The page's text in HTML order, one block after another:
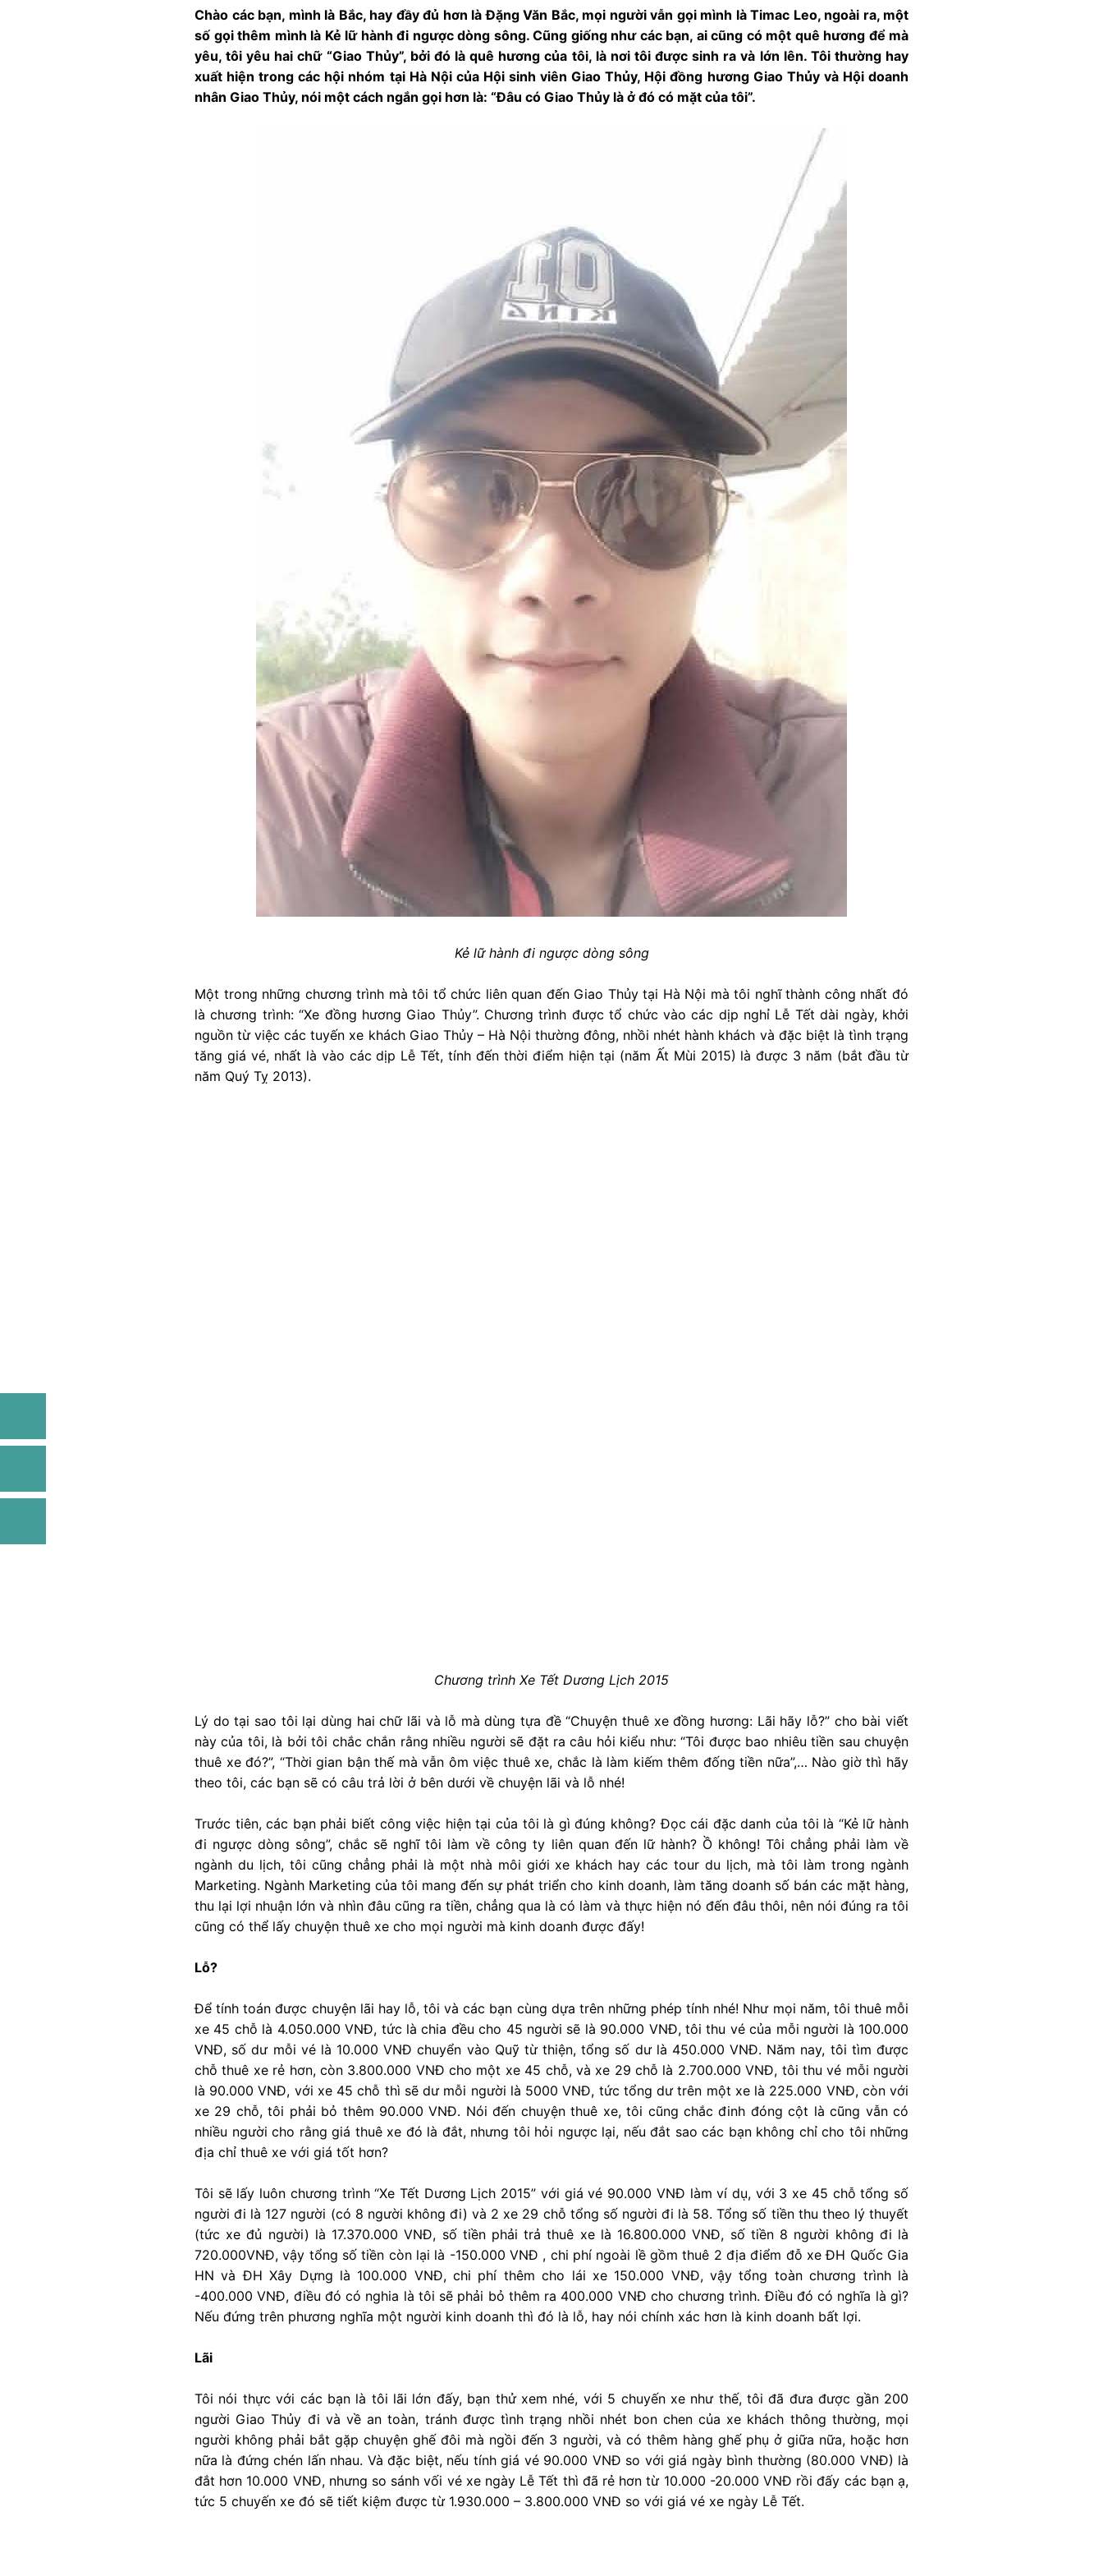
Chào các bạn, mình là Bắc, hay đầy đủ hơn là Đặng Văn Bắc, mọi người vẫn gọi mình là Timac Leo, ngoài ra, một
số gọi thêm mình là Kẻ lữ hành đi ngược dòng sông. Cũng giống như các bạn, ai cũng có một quê hương để mà
yêu, tôi yêu hai chữ “Giao Thủy”, bởi đó là quê hương của tôi, là nơi tôi được sinh ra và lớn lên. Tôi thường hay
xuất hiện trong các hội nhóm tại Hà Nội của Hội sinh viên Giao Thủy, Hội đồng hương Giao Thủy và Hội doanh
nhân Giao Thủy, nói một cách ngắn gọi hơn là: “Đâu có Giao Thủy là ở đó có mặt của tôi”.
Kẻ lữ hành đi ngược dòng sông
Một trong những chương trình mà tôi tổ chức liên quan đến Giao Thủy tại Hà Nội mà tôi nghĩ thành công nhất đó
là chương trình: “Xe đồng hương Giao Thủy”. Chương trình được tổ chức vào các dịp nghỉ Lễ Tết dài ngày, khởi
nguồn từ việc các tuyến xe khách Giao Thủy – Hà Nội thường đông, nhồi nhét hành khách và đặc biệt là tình trạng
tăng giá vé, nhất là vào các dịp Lễ Tết, tính đến thời điểm hiện tại (năm Ất Mùi 2015) là được 3 năm (bắt đầu từ
năm Quý Tỵ 2013).
Chương trình Xe Tết Dương Lịch 2015
Lý do tại sao tôi lại dùng hai chữ lãi và lỗ mà dùng tựa đề “Chuyện thuê xe đồng hương: Lãi hãy lỗ?” cho bài viết
này của tôi, là bởi tôi chắc chắn rằng nhiều người sẽ đặt ra câu hỏi kiểu như: “Tôi được bao nhiêu tiền sau chuyện
thuê xe đó?”, “Thời gian bận thế mà vẫn ôm việc thuê xe, chắc là làm kiếm thêm đống tiền nữa”,… Nào giờ thì hãy
theo tôi, các bạn sẽ có câu trả lời ở bên dưới về chuyện lãi và lỗ nhé!
Trước tiên, các bạn phải biết công việc hiện tại của tôi là gì đúng không? Đọc cái đặc danh của tôi là “Kẻ lữ hành
đi ngược dòng sông”, chắc sẽ nghĩ tôi làm về công ty liên quan đến lữ hành? Ồ không! Tôi chẳng phải làm về
ngành du lịch, tôi cũng chẳng phải là một nhà môi giới xe khách hay các tour du lịch, mà tôi làm trong ngành
Marketing. Ngành Marketing của tôi mang đến sự phát triển cho kinh doanh, làm tăng doanh số bán các mặt hàng,
thu lại lợi nhuận lớn và nhìn đâu cũng ra tiền, chẳng qua là có làm và thực hiện nó đến đâu thôi, nên nói đúng ra tôi
cũng có thể lấy chuyện thuê xe cho mọi người mà kinh doanh được đấy!
Lỗ?
Để tính toán được chuyện lãi hay lỗ, tôi và các bạn cùng dựa trên những phép tính nhé! Như mọi năm, tôi thuê mỗi
xe 45 chỗ là 4.050.000 VNĐ, tức là chia đều cho 45 người sẽ là 90.000 VNĐ, tôi thu vé của mỗi người là 100.000
VNĐ, số dư mỗi vé là 10.000 VNĐ chuyển vào Quỹ từ thiện, tổng số dư là 450.000 VNĐ. Năm nay, tôi tìm được
chỗ thuê xe rẻ hơn, còn 3.800.000 VNĐ cho một xe 45 chỗ, và xe 29 chỗ là 2.700.000 VNĐ, tôi thu vé mỗi người
là 90.000 VNĐ, với xe 45 chỗ thì sẽ dư mỗi người là 5000 VNĐ, tức tổng dư trên một xe là 225.000 VNĐ, còn với
xe 29 chỗ, tôi phải bỏ thêm 90.000 VNĐ. Nói đến chuyện thuê xe, tôi cũng chắc đinh đóng cột là cũng vẫn có
nhiều người cho rằng giá thuê xe đó là đắt, nhưng tôi hỏi ngược lại, nếu đắt sao các bạn không chỉ cho tôi những
địa chỉ thuê xe với giá tốt hơn?
Tôi sẽ lấy luôn chương trình “Xe Tết Dương Lịch 2015” với giá vé 90.000 VNĐ làm ví dụ, với 3 xe 45 chỗ tổng số
người đi là 127 người (có 8 người không đi) và 2 xe 29 chỗ tổng số người đi là 58. Tổng số tiền thu theo lý thuyết
(tức xe đủ người) là 17.370.000 VNĐ, số tiền phải trả thuê xe là 16.800.000 VNĐ, số tiền 8 người không đi là
720.000VNĐ, vậy tổng số tiền còn lại là -150.000 VNĐ , chi phí ngoài lề gồm thuê 2 địa điểm đỗ xe ĐH Quốc Gia
HN và ĐH Xây Dựng là 100.000 VNĐ, chi phí thêm cho lái xe 150.000 VNĐ, vậy tổng toàn chương trình là
-400.000 VNĐ, điều đó có nghia là tôi sẽ phải bỏ thêm ra 400.000 VNĐ cho chương trình. Điều đó có nghĩa là gì?
Nếu đứng trên phương nghĩa một người kinh doanh thì đó là lỗ, hay nói chính xác hơn là kinh doanh bất lợi.
Lãi
Tôi nói thực với các bạn là tôi lãi lớn đấy, bạn thử xem nhé, với 5 chuyến xe như thế, tôi đã đưa được gần 200
người Giao Thủy đi và về an toàn, tránh được tình trạng nhồi nhét bon chen của xe khách thông thường, mọi
người không phải bắt gặp chuyện ghế đôi mà ngồi đến 3 người, và có thêm hàng ghế phụ ở giữa nữa, hoặc hơn
nữa là đứng chén lấn nhau. Và đặc biệt, nếu tính giá vé 90.000 VNĐ so với giá ngày bình thường (80.000 VNĐ) là
đắt hơn 10.000 VNĐ, nhưng so sánh vối vé xe ngày Lễ Tết thì đã rẻ hơn từ 10.000 -20.000 VNĐ rồi đấy các bạn ạ,
tức 5 chuyến xe đó sẽ tiết kiệm được từ 1.930.000 – 3.800.000 VNĐ so với giá vé xe ngày Lễ Tết.